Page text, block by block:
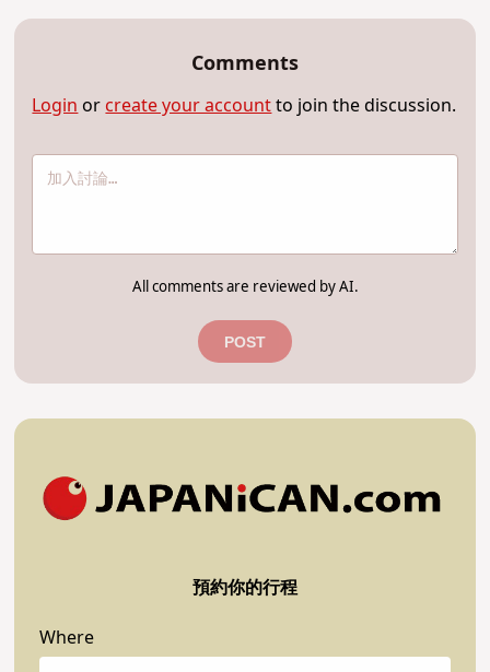
Comments
Loginorcreate your accountto join the discussion.
All comments are reviewed by AI.
POST
預約你的行程
Where